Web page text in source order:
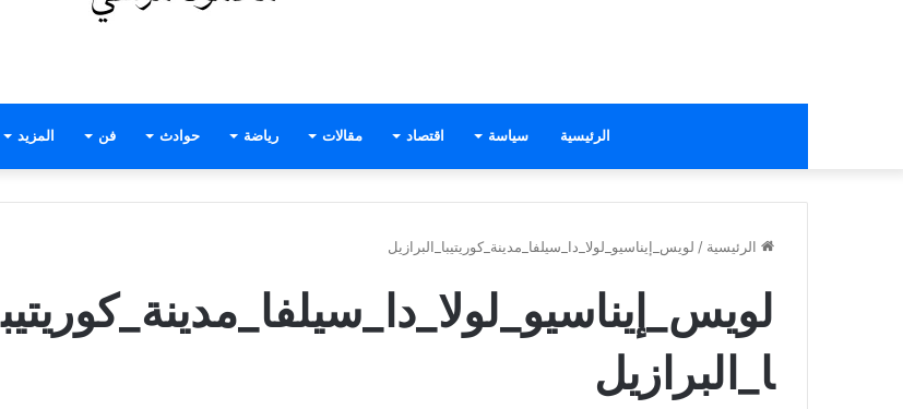
الرئيسية سياسة اقتصاد مقالات رياضة حوادث فن المزيد
الرئيسية / لويس_إيناسيو_لولا_دا_سيلفا_مدينة_كوريتيبا_البرازيل
لويس_إيناسيو_لولا_دا_سيلفا_مدينة_كوريتيب
ا_البرازيل